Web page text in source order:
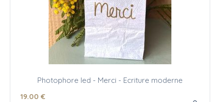
Photophore led - Merci - Ecriture moderne
19.00 €